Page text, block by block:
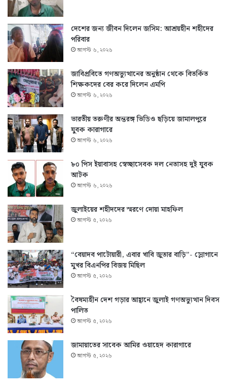
দেশের জন্য জীবন দিলেন জসিম: আশ্রয়হীন শহীদের
পরিবার
আগস্ট ৬, ২০২৬
জাবিপ্রবিতে গণঅভ্যুত্থানের অনুষ্ঠান থেকে বিতর্কিত
শিক্ষকদের বের করে দিলেন এমপি
আগস্ট ৬, ২০২৬
ভারতীয় তরুণীর অন্তরঙ্গ ভিডিও ছড়িয়ে জামালপুরে
যুবক কারাগারে
আগস্ট ৬, ২০২৬
৮০ পিস ইয়াবাসহ স্বেচ্ছাসেবক দল নেতাসহ দুই যুবক
আটক
আগস্ট ৬, ২০২৬
জুলাইয়ের শহীদদের স্মরণে দোয়া মাহফিল
আগস্ট ৫, ২০২৬
“বেয়াদব পাটোয়ারী, এবার খাবি জুতার বাড়ি”- স্লোগানে
মুখর বিএনপির বিজয় মিছিল
আগস্ট ৫, ২০২৬
বৈষম্যহীন দেশ গড়ার আহ্বানে জুলাই গণঅভ্যুত্থান দিবস
পালিত
আগস্ট ৫, ২০২৬
জামায়াতের সাবেক আমির ওয়াহেদ কারাগারে
আগস্ট ৫, ২০২৬